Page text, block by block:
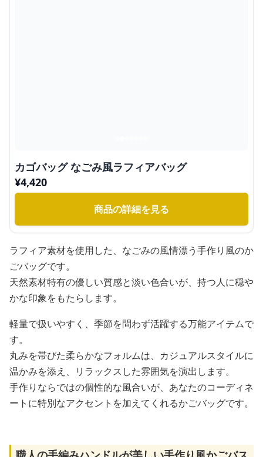
カゴバッグ なごみ風ラフィアバッグ
¥4,420
商品の詳細を見る
ラフィア素材を使用した、なごみの風情漂う手作り風のか
ごバッグです。
天然素材特有の優しい質感と淡い色合いが、持つ人に穏や
かな印象をもたらします。
軽量で扱いやすく、季節を問わず活躍する万能アイテムで
す。
丸みを帯びた柔らかなフォルムは、カジュアルスタイルに
温かみを添え、リラックスした雰囲気を演出します。
手作りならではの個性的な風合いが、あなたのコーディネ
ートに特別なアクセントを加えてくれるかごバッグです。